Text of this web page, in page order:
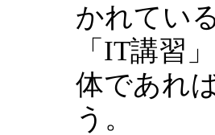
かれてい
「IT講習
体であれ
う。